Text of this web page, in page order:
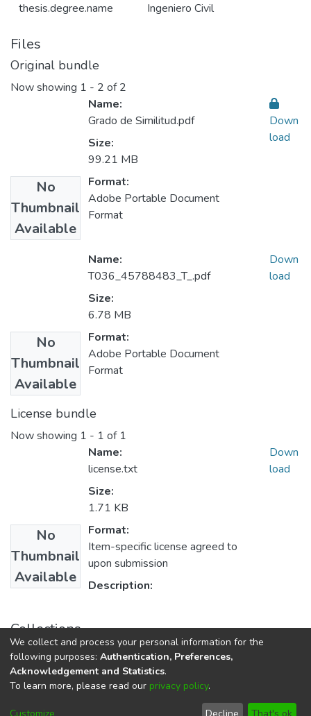
thesis.degree.name Ingeniero Civil
Files
Original bundle
Now showing 1 - 2 of 2
No
Thumbnail
Available
Name:
Grado de Similitud.pdf
Size:
99.21 MB
Format:
Adobe Portable Document
Format
Down
load
No
Thumbnail
Available
Name:
T036_45788483_T_.pdf
Size:
6.78 MB
Format:
Adobe Portable Document
Format
Down
load
License bundle
Now showing 1 - 1 of 1
No
Thumbnail
Available
Name:
license.txt
Size:
1.71 KB
Format:
Item-specific license agreed to
upon submission
Description:
Down
load
Collections
E.P. Ingeniería Civil
DSpace softwarecopyright © 2002-2026
Cookie End User Send
We collect and process your personal information for the
following purposes: Authentication, Preferences,
Acknowledgement and Statistics.
To learn more, please read our privacy policy.